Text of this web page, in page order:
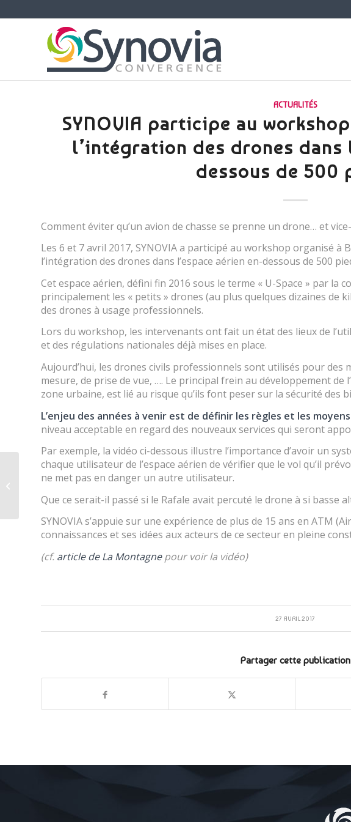
ACTUALITÉS
SYNOVIA participe au workshop
l’intégration des drones dans
dessous de 500
Comment éviter qu’un avion de chasse se prenne un drone… et
Les 6 et 7 avril 2017, SYNOVIA a participé au workshop organisé à
l’intégration des drones dans l’espace aérien en-dessous de 500
Cet espace aérien, défini fin 2016 sous le terme « U-Space » par la
principalement les « petits » drones (au plus quelques dizaines de
des drones à usage professionnels.
Lors du workshop, les intervenants ont fait un état des lieux de
et des régulations nationales déjà mises en place.
Aujourd’hui, les drones civils professionnels sont utilisés pour des
mesure, de prise de vue, …. Le principal frein au développement de
zone urbaine, est lié au risque qu’ils font peser sur la sécurité des
L’enjeu des années à venir est de définir les règles et les moyens
niveau acceptable en regard des nouveaux services qui seront
Par exemple, la vidéo ci-dessous illustre l’importance d’avoir un
chaque utilisateur de l’espace aérien de vérifier que le vol qu’il
ne met pas en danger un autre utilisateur.
Que ce serait-il passé si le Rafale avait percuté le drone à si basse
SYNOVIA s’appuie sur une expérience de plus de 15 ans en ATM
connaissances et ses idées aux acteurs de ce secteur en pleine
(cf. article de La Montagnepour voir la vidéo)
27 AVRIL 2017
Partager cette publication
SYNOVIA réalise le nouveau site
d’un cabinet de conseil spécialisé
dans...